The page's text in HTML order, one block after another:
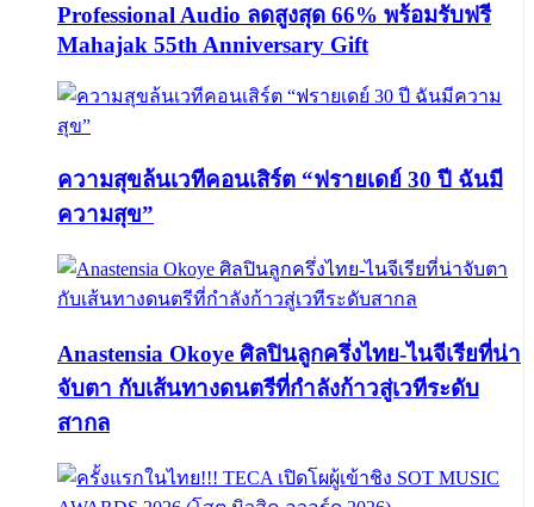
Professional Audio ลดสูงสุด 66% พร้อมรับฟรี
Mahajak 55th Anniversary Gift
ความสุขล้นเวทีคอนเสิร์ต “ฟรายเดย์ 30 ปี ฉันมี
ความสุข”
Anastensia Okoye ศิลปินลูกครึ่งไทย-ไนจีเรียที่น่า
จับตา กับเส้นทางดนตรีที่กำลังก้าวสู่เวทีระดับ
สากล